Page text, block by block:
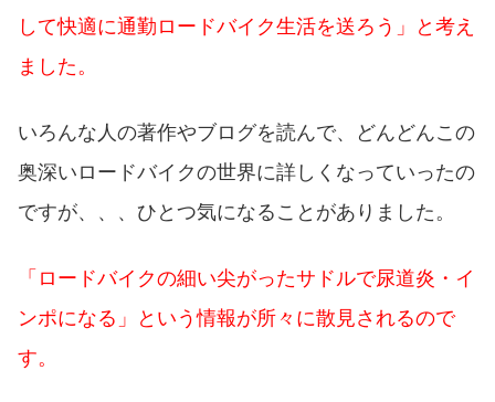
して快適に通勤ロードバイク生活を送ろう」と考え
ました。
いろんな人の著作やブログを読んで、どんどんこの
奥深いロードバイクの世界に詳しくなっていったの
ですが、、、ひとつ気になることがありました。
「ロードバイクの細い尖がったサドルで尿道炎・イ
ンポになる」という情報が所々に散見されるので
す。